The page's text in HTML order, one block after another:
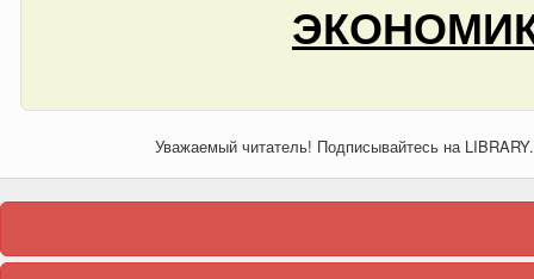
Уважаемый читатель! Подписывайтесь на